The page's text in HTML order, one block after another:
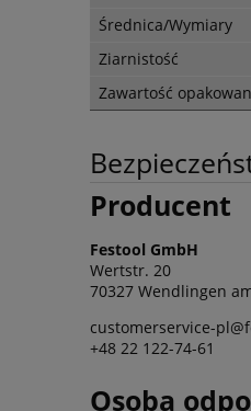
Średnica/Wymiary
Ziarnistość
Zawartość
Producent
Festool GmbH
Wertstr. 20
70327 Wendlingen
customerservice-
+48 22 122-74-61
Osoba